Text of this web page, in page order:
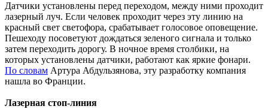
Датчики установлены перед переходом, между ними проходит
лазерный луч. Если человек проходит через эту линию на
красный свет светофора, срабатывает голосовое оповещение.
Пешеходу посоветуют дождаться зеленого сигнала и только
затем переходить дорогу. В ночное время столбики, на
которых установлены датчики, работают как яркие фонари.
По словам Артура Абдульзянова, эту разработку компания
нашла во Франции.
Лазерная стоп-линия